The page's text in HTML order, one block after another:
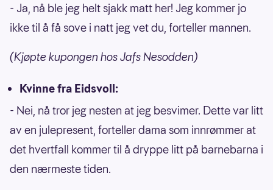
- Ja, nå ble jeg helt sjakk matt her! Jeg kommer jo
ikke til å få sove i natt jeg vet du, forteller mannen.
(Kjøpte kupongen hos Jafs Nesodden)
Kvinne fra Eidsvoll:
- Nei, nå tror jeg nesten at jeg besvimer. Dette var litt
av en julepresent, forteller dama som innrømmer at
det hvertfall kommer til å dryppe litt på barnebarna i
den nærmeste tiden.